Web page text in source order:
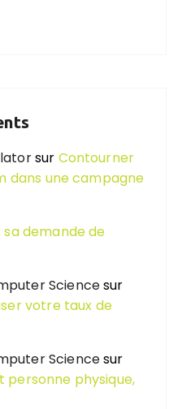
sur Contourner
dans une campagne
demande de
Sciencesur
votre taux de
Sciencesur
personne physique,